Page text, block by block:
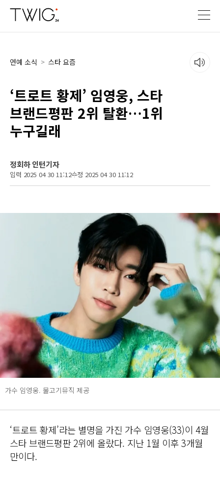
연예 소식 > 스타 요즘
‘트로트 황제’ 임영웅, 스타
브랜드평판 2위 탈환…1위
누구길래
정회하 인턴기자
입력 2025 04 30 11:12수정 2025 04 30 11:12
가수 임영웅. 물고기뮤직 제공
‘트로트 황제’라는 별명을 가진 가수 임영웅(33)이 4월
스타 브랜드평판 2위에 올랐다. 지난 1월 이후 3개월
만이다.